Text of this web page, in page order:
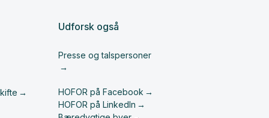
Udforsk også
Presse og talspersoner
HOFOR på Facebook
HOFOR på LinkedIn